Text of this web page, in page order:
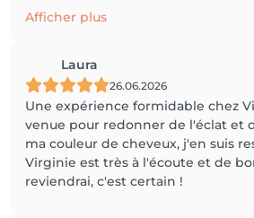
Afficher plus
Laura
26.06.2026
Une expérience formidable chez
venue pour redonner de l'éclat et
ma couleur de cheveux, j'en suis
Virginie est très à l'écoute et de
reviendrai, c'est certain !